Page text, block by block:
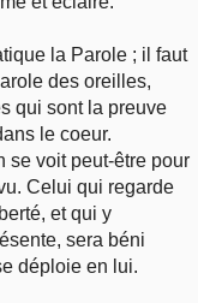
la Parole ; il faut
des oreilles,
qui sont la preuve
le coeur.
se voit peut-être pour
Celui qui regarde
et qui y
sera béni
déploie en lui.